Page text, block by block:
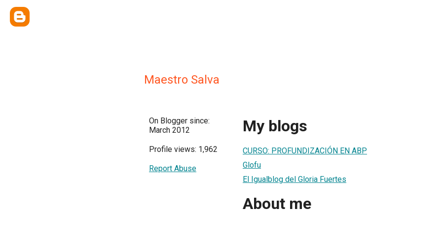
Maestro Salva
On Blogger since:
March 2012
Profile views: 1,962
Report Abuse
My blogs
CURSO: PROFUNDIZACIÓN EN ABP
Glofu
El Igualblog del Gloria Fuertes
About me